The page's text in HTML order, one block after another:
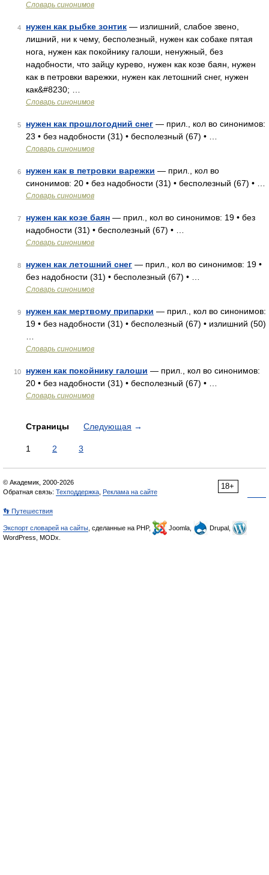
Словарь синонимов
4 нужен как рыбке зонтик — излишний, слабое звено,
лишний, ни к чему, бесполезный, нужен как собаке пятая
нога, нужен как покойнику галоши, ненужный, без
надобности, что зайцу курево, нужен как козе баян, нужен
как в петровки варежки, нужен как летошний снег, нужен
как&#8230; …
Словарь синонимов
5 нужен как прошлогодний снег — прил., кол во синонимов:
23 • без надобности (31) • бесполезный (67) • …
Словарь синонимов
6 нужен как в петровки варежки — прил., кол во
синонимов: 20 • без надобности (31) • бесполезный (67) • …
Словарь синонимов
7 нужен как козе баян — прил., кол во синонимов: 19 • без
надобности (31) • бесполезный (67) • …
Словарь синонимов
8 нужен как летошний снег — прил., кол во синонимов: 19 •
без надобности (31) • бесполезный (67) • …
Словарь синонимов
9 нужен как мертвому припарки — прил., кол во синонимов:
19 • без надобности (31) • бесполезный (67) • излишний (50)
Словарь синонимов
10 нужен как покойнику галоши — прил., кол во синонимов:
20 • без надобности (31) • бесполезный (67) • …
Словарь синонимов
Страницы Следующая →
1 2 3
18+
© Академик, 2000-2026
Обратная связь: Техподдержка Реклама на сайте
👣 Путешествия
Экспорт словарей на сайты , сделанные на PHP, Joomla,
Drupal,
WordPress, MODx.